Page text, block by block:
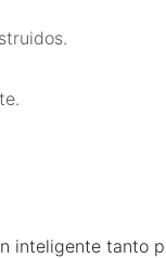
inteligente tanto